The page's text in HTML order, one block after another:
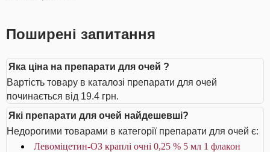
Поширені запитання
Яка ціна на препарати для очей ?
Вартість товару в каталозі препарати для очей
починається від 19.4 грн.
Які препарати для очей найдешевші?
Недорогими товарами в категорії препарати для очей є:
Левоміцетин-ОЗ краплі очні 0,25 % 5 мл 1 флакон